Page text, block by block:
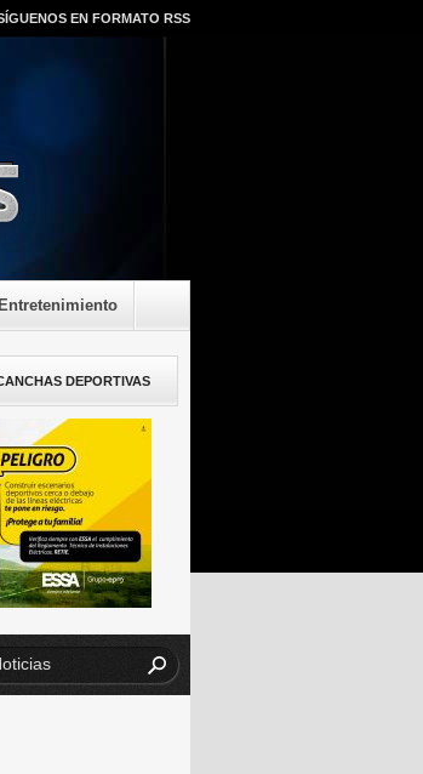
EN FORMATO RSS
Entretenimiento
DEPORTIVAS